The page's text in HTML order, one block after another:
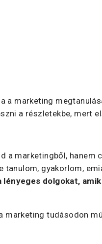
a marketing
a részletekbe, mert
a marketingből,
tanulom, gyakorlom,
lényeges dolgokat,
marketing tudásodon